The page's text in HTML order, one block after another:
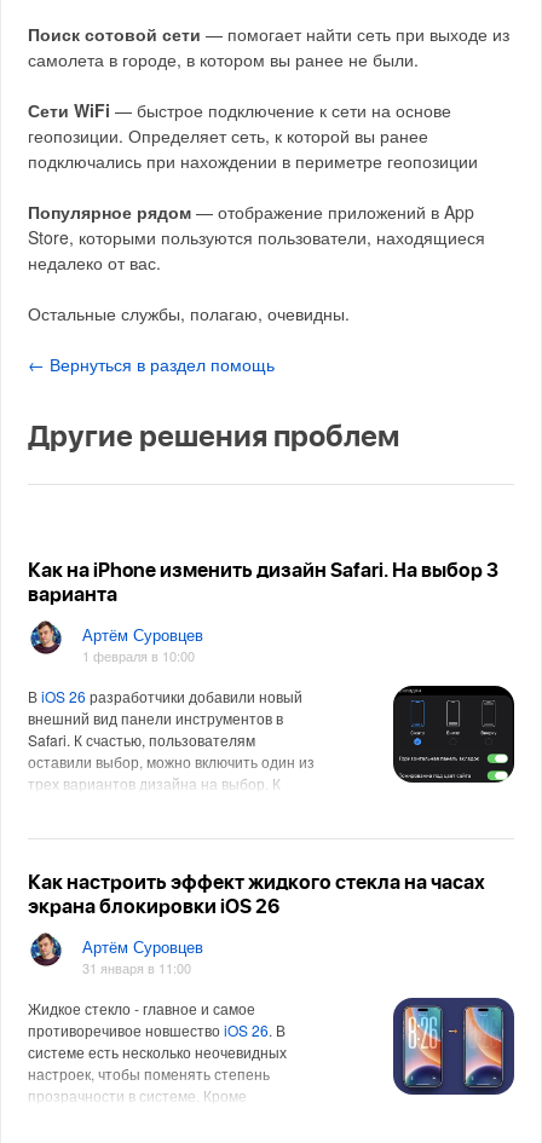
Поиск сотовой сети — помогает найти сеть при выходе из
самолета в городе, в котором вы ранее не были.
Сети WiFi — быстрое подключение к сети на основе
геопозиции. Определяет сеть, к которой вы ранее
подключались при нахождении в периметре геопозиции
Популярное рядом — отображение приложений в App
Store, которыми пользуются пользователи, находящиеся
недалеко от вас.
Остальные службы, полагаю, очевидны.
← Вернуться в раздел помощь
Другие решения проблем
Как на iPhone изменить дизайн Safari. На выбор 3
варианта
Артём Суровцев
1 февраля в 10:00
ВiOS 26 разработчики добавили новый
внешний вид панели инструментов в
Safari. К счастью, пользователям
оставили выбор, можно включить один из
трех вариантов дизайна на выбор. К
Как настроить эффект жидкого стекла на часах
экрана блокировки iOS 26
Артём Суровцев
31 января в 11:00
Жидкое стекло - главное и самое
противоречивое новшествоiOS 26. В
системе есть несколько неочевидных
настроек, чтобы поменять степень
прозрачности в системе. Кроме